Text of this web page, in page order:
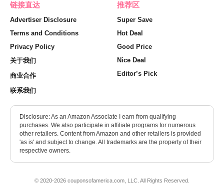
链接直达
Advertiser Disclosure
Terms and Conditions
Privacy Policy
关于我们
商业合作
联系我们
推荐区
Super Save
Hot Deal
Good Price
Nice Deal
Editor’s Pick
Disclosure: As an Amazon Associate I earn from qualifying
purchases. We also participate in affiliate programs for numerous
other retailers. Content from Amazon and other retailers is provided
'as is' and subject to change. All trademarks are the property of their
respective owners.
© 2020-2026 couponsofamerica.com, LLC. All Rights Reserved.